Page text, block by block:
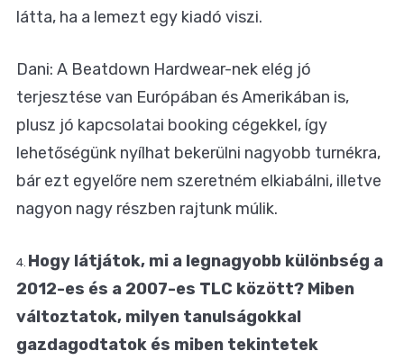
látta, ha a lemezt egy kiadó viszi.
Dani: A Beatdown Hardwear-nek elég jó
terjesztése van Európában és Amerikában is,
plusz jó kapcsolatai booking cégekkel, így
lehetőségünk nyílhat bekerülni nagyobb turnékra,
bár ezt egyelőre nem szeretném elkiabálni, illetve
nagyon nagy részben rajtunk múlik.
4. Hogy látjátok, mi a legnagyobb különbség a
2012-es és a 2007-es TLC között? Miben
változtatok, milyen tanulságokkal
gazdagodtatok és miben tekintetek